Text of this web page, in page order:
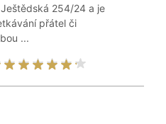
254/24 a je
přátel či
...